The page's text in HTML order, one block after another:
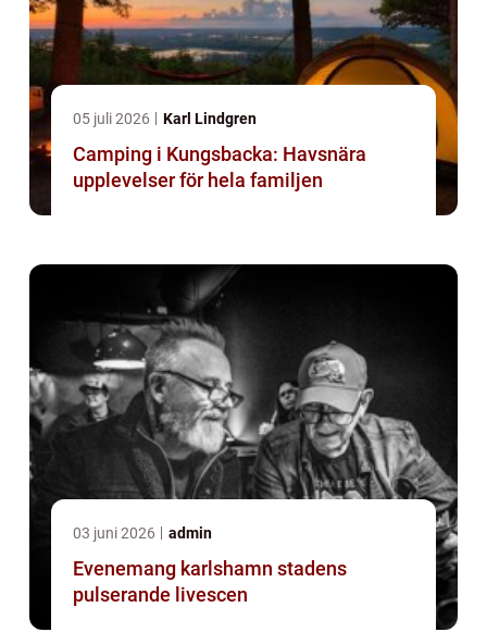
05 juli 2026 Karl Lindgren
Camping i Kungsbacka: Havsnära
upplevelser för hela familjen
03 juni 2026 admin
Evenemang karlshamn stadens
pulserande livescen